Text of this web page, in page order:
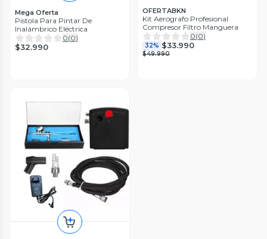
Mega Oferta
Pistola Para Pintar De
Inalámbrico Eléctrica
0(0)
$32.990
OFERTABKN
Kit Aerografo Profesional
Compresor Filtro Manguera
0(0)
32% $33.990
$49.990